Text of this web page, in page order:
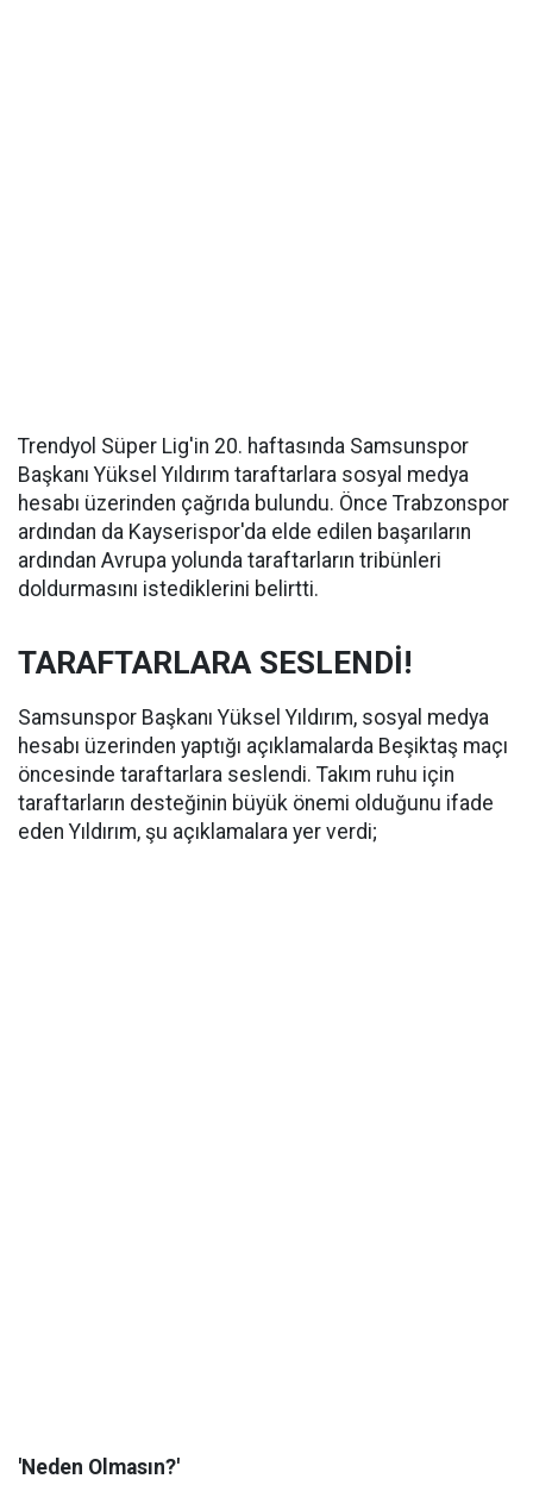
Trendyol Süper Lig'in 20. haftasında Samsunspor
Başkanı Yüksel Yıldırım taraftarlara sosyal medya
hesabı üzerinden çağrıda bulundu. Önce Trabzonspor
ardından da Kayserispor'da elde edilen başarıların
ardından Avrupa yolunda taraftarların tribünleri
doldurmasını istediklerini belirtti.
TARAFTARLARA SESLENDİ!
Samsunspor Başkanı Yüksel Yıldırım, sosyal medya
hesabı üzerinden yaptığı açıklamalarda Beşiktaş maçı
öncesinde taraftarlara seslendi. Takım ruhu için
taraftarların desteğinin büyük önemi olduğunu ifade
eden Yıldırım, şu açıklamalara yer verdi;
'Neden Olmasın?'